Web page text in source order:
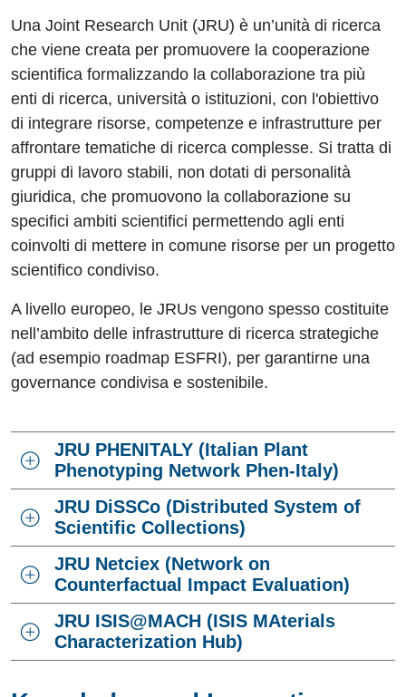
Una Joint Research Unit (JRU) è un’unità di ricerca
che viene creata per promuovere la cooperazione
scientifica formalizzando la collaborazione tra più
enti di ricerca, università o istituzioni, con l'obiettivo
di integrare risorse, competenze e infrastrutture per
affrontare tematiche di ricerca complesse. Si tratta di
gruppi di lavoro stabili, non dotati di personalità
giuridica, che promuovono la collaborazione su
specifici ambiti scientifici permettendo agli enti
coinvolti di mettere in comune risorse per un progetto
scientifico condiviso.
A livello europeo, le JRUs vengono spesso costituite
nell’ambito delle infrastrutture di ricerca strategiche
(ad esempio roadmap ESFRI), per garantirne una
governance condivisa e sostenibile.
JRU PHENITALY (Italian Plant
Phenotyping Network Phen-Italy)
JRU DiSSCo (Distributed System of
Scientific Collections)
JRU Netciex (Network on
Counterfactual Impact Evaluation)
JRU ISIS@MACH (ISIS MAterials
Characterization Hub)